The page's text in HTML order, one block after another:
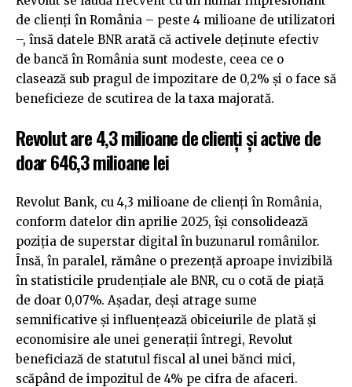
de clienți în România – peste 4 milioane de utilizatori
–, însă datele BNR arată că activele deținute efectiv
de bancă în România sunt modeste, ceea ce o
clasează sub pragul de impozitare de 0,2% și o face să
beneficieze de scutirea de la taxa majorată.
Revolut are 4,3 milioane de clienți și active de
doar 646,3 milioane lei
Revolut Bank, cu 4,3 milioane de clienți în România,
conform datelor din aprilie 2025, își consolidează
poziția de superstar digital în buzunarul românilor.
Însă, în paralel, rămâne o prezență aproape invizibilă
în statisticile prudențiale ale BNR, cu o cotă de piață
de doar 0,07%. Așadar, deși atrage sume
semnificative și influențează obiceiurile de plată și
economisire ale unei generații întregi, Revolut
beneficiază de statutul fiscal al unei bănci mici,
scăpând de impozitul de 4% pe cifra de afaceri.